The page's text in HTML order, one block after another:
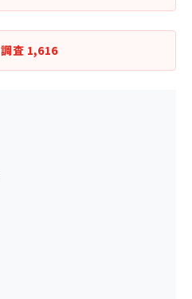
調査 1,616